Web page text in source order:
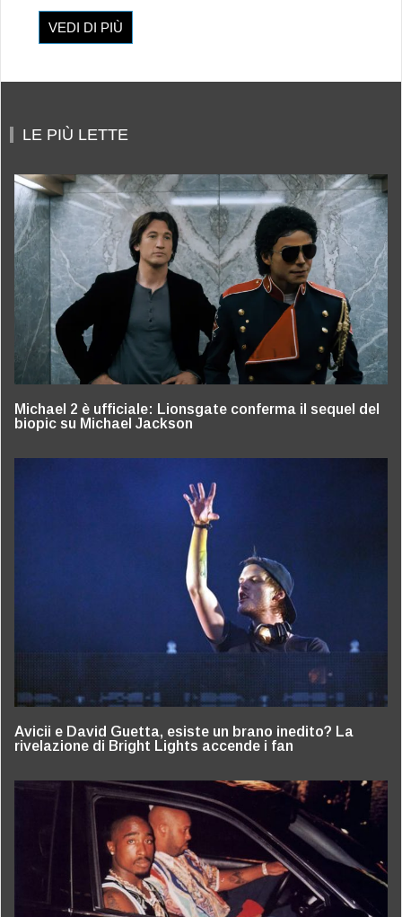
VEDI DI PIÙ
LE PIÙ LETTE
Michael 2 è ufficiale: Lionsgate conferma il sequel del
biopic su Michael Jackson
Avicii e David Guetta, esiste un brano inedito? La
rivelazione di Bright Lights accende i fan